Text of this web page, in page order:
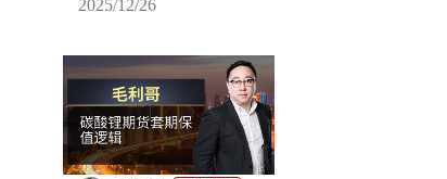
2025/12/26